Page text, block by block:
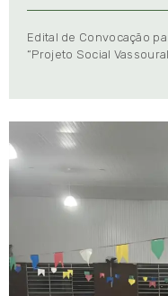
Edital de Convocação
“Projeto Social